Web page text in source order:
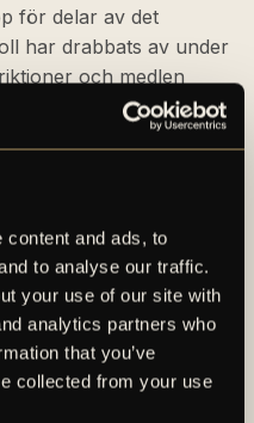
content and ads, to
to analyse our traffic.
your use of our site with
analytics partners who
that you’ve
collected from your use
för delar av det
har drabbats av under
och medlen
löpande
Finansdirektör